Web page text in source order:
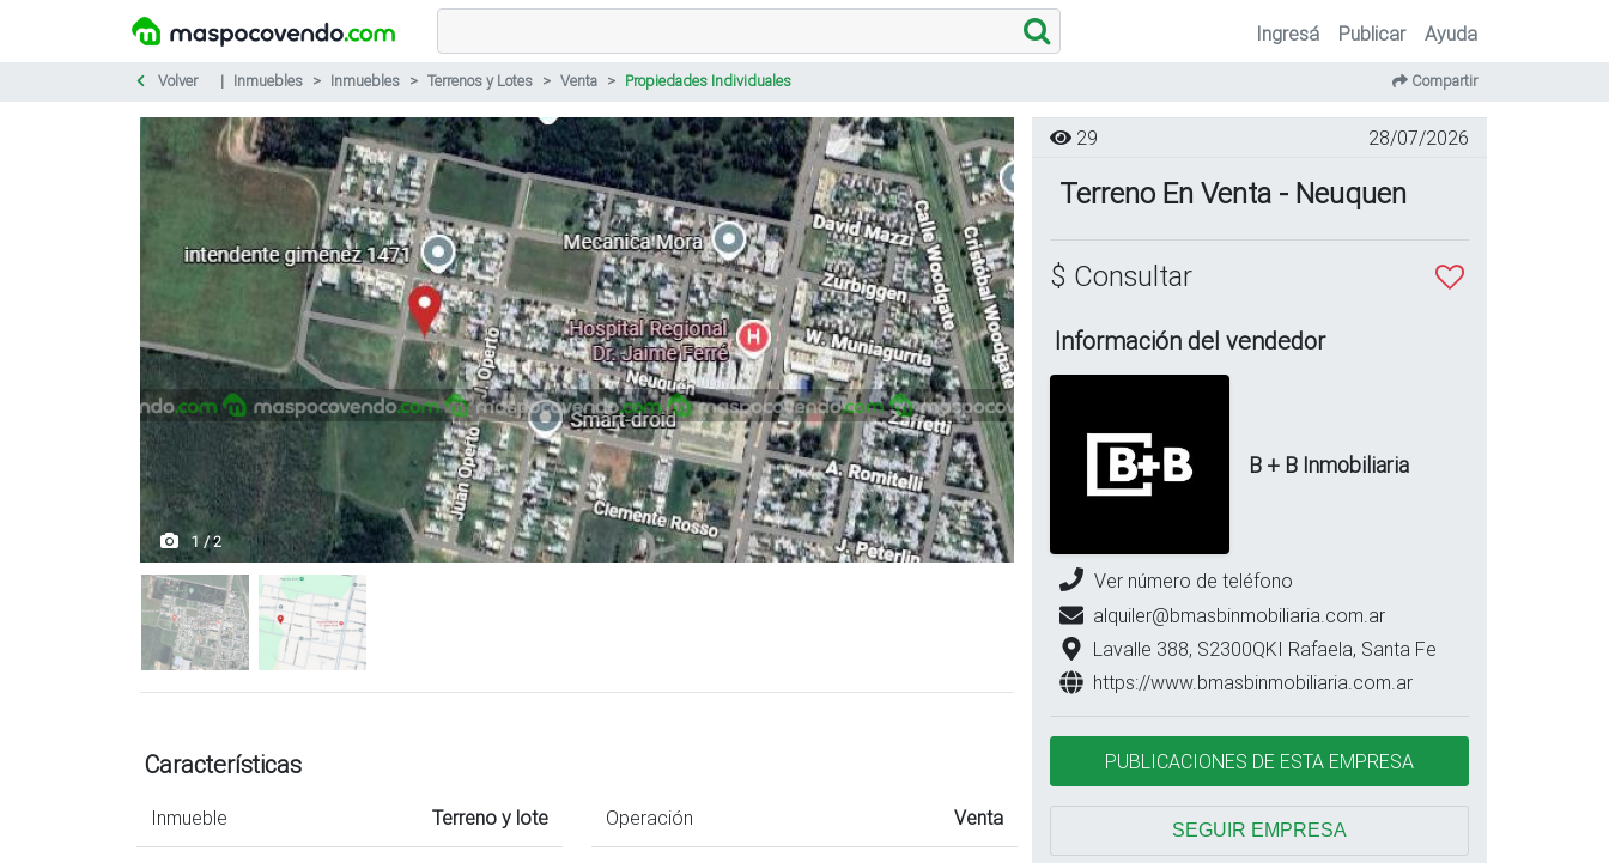
Ingresá Publicar Ayuda
Volver Inmuebles Inmuebles Terrenos y Lotes Venta Propiedades Individuales Compartir
1 / 2
Características
Inmueble Terreno y lote Operación Venta
29 28/07/2026
Terreno En Venta - Neuquen
$ Consultar
Información del vendedor
B + B Inmobiliaria
Ver número de teléfono
alquiler@bmasbinmobiliaria.com.ar
Lavalle 388, S2300QKI Rafaela, Santa Fe
https://www.bmasbinmobiliaria.com.ar
PUBLICACIONES DE ESTA EMPRESA
SEGUIR EMPRESA